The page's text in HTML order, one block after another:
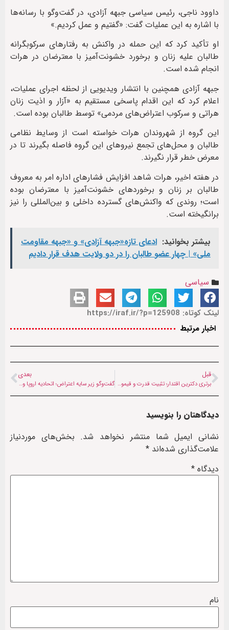
داوود ناجی، رئیس سیاسی جبهه آزادی، در گفت‌وگو با رسانه‌ها
با اشاره به این عملیات گفت: «گفتیم و عمل کردیم.»
او تأکید کرد که این حمله در واکنش به رفتارهای سرکوبگرانه
طالبان علیه زنان و برخورد خشونت‌آمیز با معترضان در هرات
انجام شده است.
جبهه آزادی همچنین با انتشار ویدیویی از لحظه اجرای عملیات،
اعلام کرد که این اقدام پاسخی مستقیم به «آزار و اذیت زنان
هراتی و سرکوب اعتراض‌های مردمی» توسط طالبان بوده است.
این گروه از شهروندان هرات خواسته است از وسایط نظامی
طالبان و محل‌های تجمع نیروهای این گروه فاصله بگیرند تا در
معرض خطر قرار نگیرند.
در هفته اخیر، هرات شاهد افزایش فشارهای اداره امر به معروف
طالبان بر زنان و برخوردهای خشونت‌آمیز با معترضان بوده
است؛ روندی که واکنش‌های گسترده داخلی و بین‌المللی را نیز
برانگیخته است.
بیشتر بخوانید: ادعای تازه«جبهه آزادی» و «جبهه مقاومت
ملی» | چهار عضو طالبان را در دو ولایت هدف قرار دادیم
سیاسی
لینک کوتاه: https://iraf.ir/?p=125908
اخبار مرتبط
قبل
برتری دکترین اقتدار؛ تثبیت قدرت و قیمومیت تهران در هرمز و شکست عملیات روانی واشنگتن
بعدی
گفت‌وگو زیر سایه اعتراض؛ اتحادیه اروپا و طالبان به‌دنبال راهی برای اخراج مهاجران
دیدگاهتان را بنویسید
نشانی ایمیل شما منتشر نخواهد شد. بخش‌های موردنیاز
علامت‌گذاری شده‌اند *
دیدگاه *
نام